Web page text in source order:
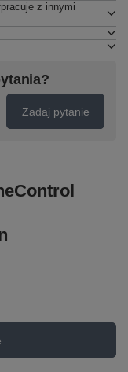
z innymi
Zadaj pytanie